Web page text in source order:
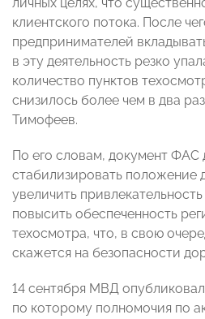
клиентского потока. После
предпринимателей
в эту деятельность резко
количество пунктов
снизилось более чем в два
Тимофеев.
По его словам, документ ФАС
стабилизировать положение
увеличить
повысить обеспеченность
техосмотра, что, в свою
скажется на безопасности
14 сентября МВД
по которому полномочия по